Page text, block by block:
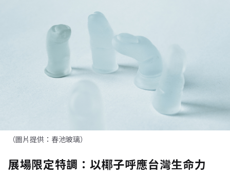
（圖片提供：春池玻璃）
展場限定特調：以椰子呼應台灣生命力